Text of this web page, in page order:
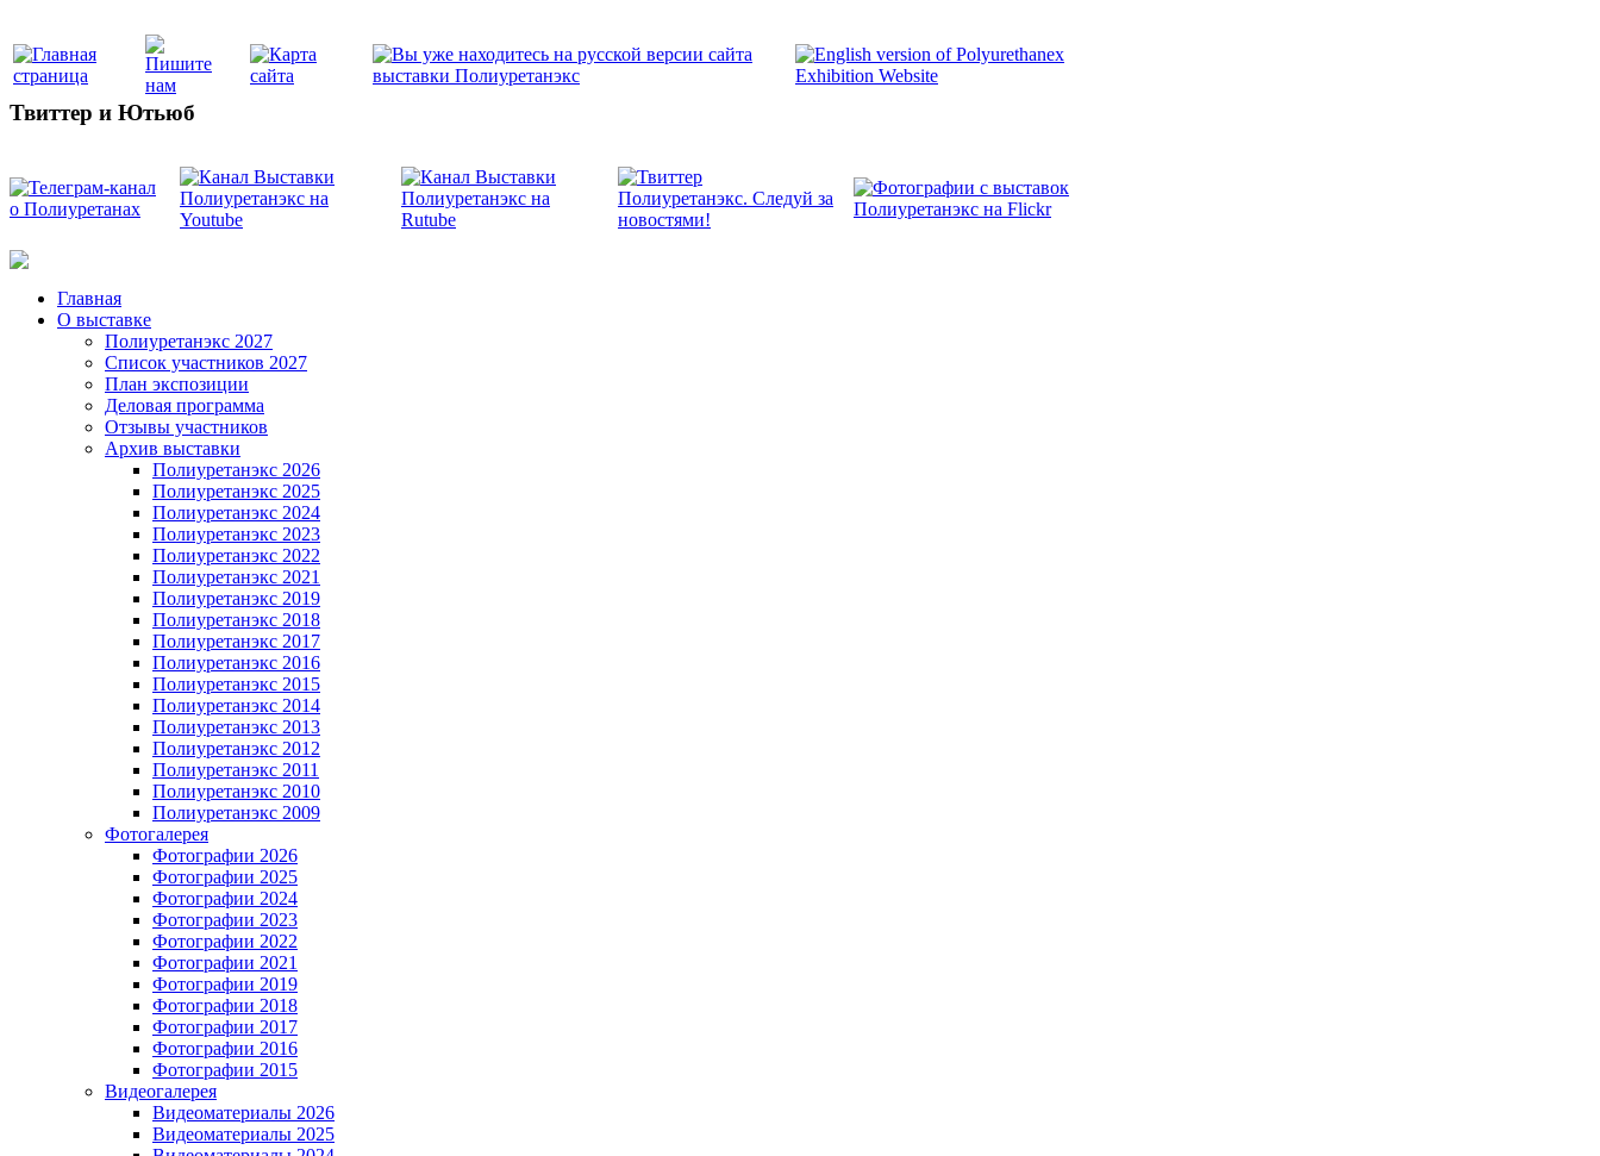
Твиттер и Ютьюб
Главная
О выставке
Полиуретанэкс 2027
Список участников 2027
План экспозиции
Деловая программа
Отзывы участников
Архив выставки
Полиуретанэкс 2026
Полиуретанэкс 2025
Полиуретанэкс 2024
Полиуретанэкс 2023
Полиуретанэкс 2022
Полиуретанэкс 2021
Полиуретанэкс 2019
Полиуретанэкс 2018
Полиуретанэкс 2017
Полиуретанэкс 2016
Полиуретанэкс 2015
Полиуретанэкс 2014
Полиуретанэкс 2013
Полиуретанэкс 2012
Полиуретанэкс 2011
Полиуретанэкс 2010
Полиуретанэкс 2009
Фотогалерея
Фотографии 2026
Фотографии 2025
Фотографии 2024
Фотографии 2023
Фотографии 2022
Фотографии 2021
Фотографии 2019
Фотографии 2018
Фотографии 2017
Фотографии 2016
Фотографии 2015
Видеогалерея
Видеоматериалы 2026
Видеоматериалы 2025